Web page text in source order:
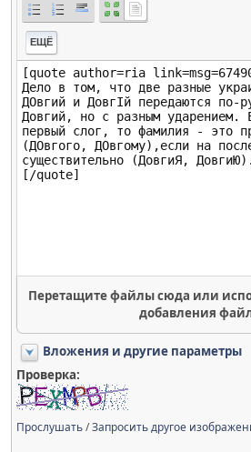
ЕЩЁ
Перетащите файлы сюда или
добавления
Вложения и другие параметры
Проверка:
Прослушать/Запросить другое